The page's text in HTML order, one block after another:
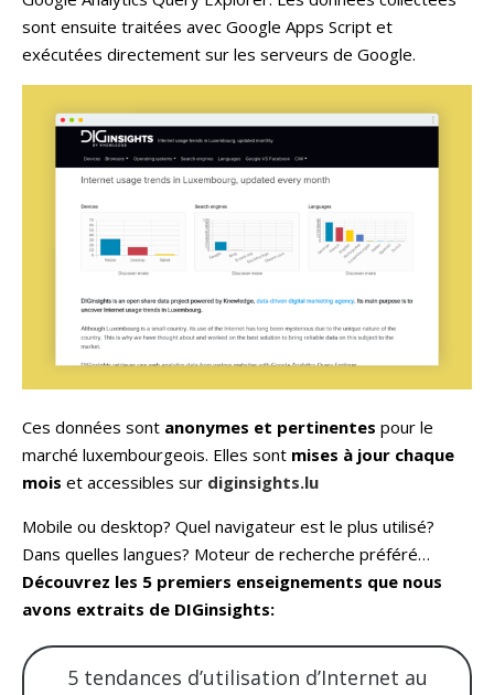
sont ensuite traitées avec Google Apps Script et
exécutées directement sur les serveurs de Google.
Ces données sont anonymes et pertinentes pour le
marché luxembourgeois. Elles sont mises à jour chaque
mois et accessibles sur diginsights.lu
Mobile ou desktop? Quel navigateur est le plus utilisé?
Dans quelles langues? Moteur de recherche préféré…
Découvrez les 5 premiers enseignements que nous
avons extraits de DIGinsights:
5 tendances d’utilisation d’Internet au